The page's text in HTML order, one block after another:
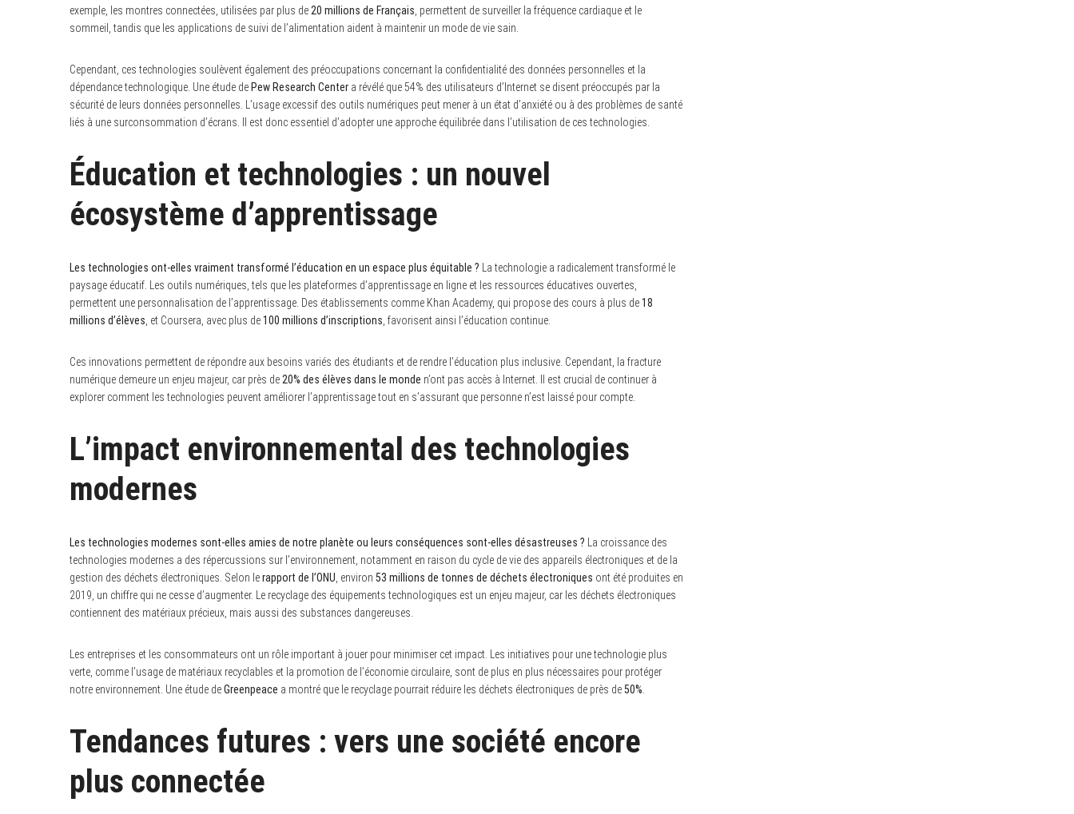
exemple, les montres connectées, utilisées par plus de 20 millions de Français , permettent de surveiller la fréquence cardiaque et le
sommeil, tandis que les applications de suivi de l’alimentation aident à maintenir un mode de vie sain.
Cependant, ces technologies soulèvent également des préoccupations concernant la confidentialité des données personnelles et la
dépendance technologique. Une étude de Pew Research Center a révélé que 54% des utilisateurs d’Internet se disent préoccupés par la
sécurité de leurs données personnelles. L’usage excessif des outils numériques peut mener à un état d’anxiété ou à des problèmes de santé
liés à une surconsommation d’écrans. Il est donc essentiel d’adopter une approche équilibrée dans l’utilisation de ces technologies.
Éducation et technologies : un nouvel
écosystème d’apprentissage
Les technologies ont-elles vraiment transformé l’éducation en un espace plus équitable ? La technologie a radicalement transformé le
paysage éducatif. Les outils numériques, tels que les plateformes d’apprentissage en ligne et les ressources éducatives ouvertes,
permettent une personnalisation de l’apprentissage. Des établissements comme Khan Academy, qui propose des cours à plus de18
millions d’élèves , et Coursera, avec plus de100 millions d’inscriptions , favorisent ainsi l’éducation continue.
Ces innovations permettent de répondre aux besoins variés des étudiants et de rendre l’éducation plus inclusive. Cependant, la fracture
numérique demeure un enjeu majeur, car près de 20% des élèves dans le monde n’ont pas accès à Internet. Il est crucial de continuer à
explorer comment les technologies peuvent améliorer l’apprentissage tout en s’assurant que personne n’est laissé pour compte.
L’impact environnemental des technologies
modernes
Les technologies modernes sont-elles amies de notre planète ou leurs conséquences sont-elles désastreuses ? La croissance des
technologies modernes a des répercussions sur l’environnement, notamment en raison du cycle de vie des appareils électroniques et de la
gestion des déchets électroniques. Selon lerapport de l’ONU , environ 53 millions de tonnes de déchets électroniques ont été produites en
2019, un chiffre qui ne cesse d’augmenter. Le recyclage des équipements technologiques est un enjeu majeur, car les déchets électroniques
contiennent des matériaux précieux, mais aussi des substances dangereuses.
Les entreprises et les consommateurs ont un rôle important à jouer pour minimiser cet impact. Les initiatives pour une technologie plus
verte, comme l’usage de matériaux recyclables et la promotion de l’économie circulaire, sont de plus en plus nécessaires pour protéger
notre environnement. Une étude deGreenpeace a montré que le recyclage pourrait réduire les déchets électroniques de près de50%
Tendances futures : vers une société encore
plus connectée